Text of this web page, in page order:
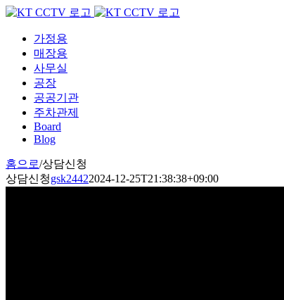
Skip
content가정용
매장용
사무실
공장
공공기관
주차관제
Board
Blog
홈으로/상담신청
상담신청gsk24422024-12-25T21:38:38+09:00